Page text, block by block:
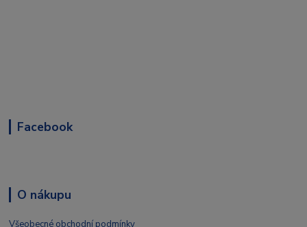
Facebook
O nákupu
Všeobecné obchodní podmínky